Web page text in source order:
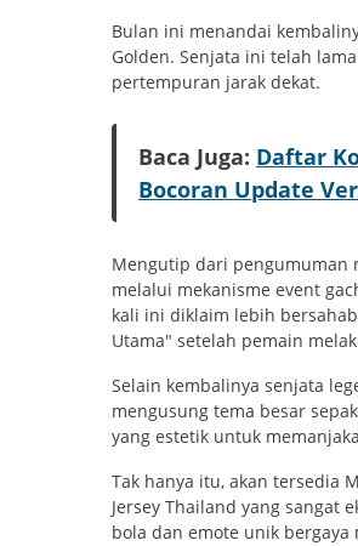
Bulan ini menandai
Golden. Senjata ini telah
pertempuran jarak dekat.
Baca Juga: Daftar
Bocoran Update
Mengutip dari pengumuman
melalui mekanisme event
kali ini diklaim lebih
Utama" setelah pemain
Selain kembalinya senjata
mengusung tema besar
yang estetik untuk
Tak hanya itu, akan tersedia
Jersey Thailand yang sangat
bola dan emote unik bergaya